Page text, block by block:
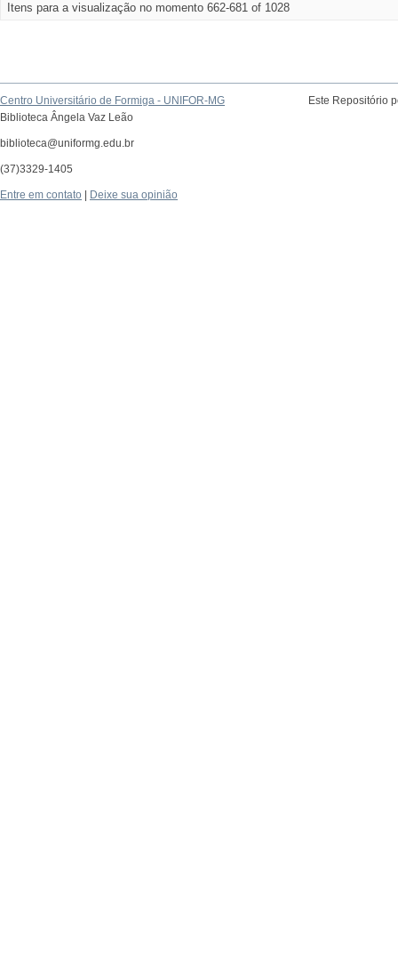
Itens para a visualização no momento 662-681 of 1028
Centro Universitário de Formiga - UNIFOR-MG
Biblioteca Ângela Vaz Leão
biblioteca@uniformg.edu.br
(37)3329-1405
Este Repositório
Entre em contato Deixe sua opinião